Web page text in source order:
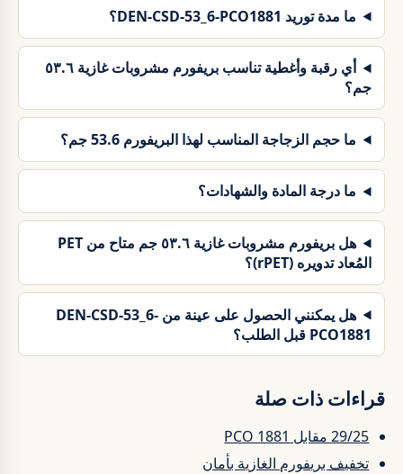
ما مدة توريد DEN-CSD-53_6-PCO1881؟
أي رقبة وأغطية تناسب بريفورم مشروبات غازية ٥٣.٦
جم؟
ما حجم الزجاجة المناسب لهذا البريفورم 53.6 جم؟
ما درجة المادة والشهادات؟
هل بريفورم مشروبات غازية ٥٣.٦ جم متاح من PET
المُعاد تدويره (rPET)؟
هل يمكنني الحصول على عينة من DEN-CSD-53_6-
PCO1881 قبل الطلب؟
قراءات ذات صلة
29/25 مقابل PCO 1881
تخفيف بريفورم الغازية بأمان